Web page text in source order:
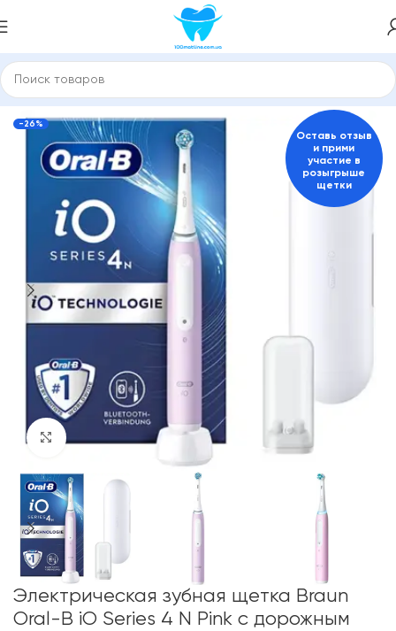
Главная Электрические зубные щетки Для взрослых
-26%
Click to enlarge
Оставь отзыв
и прими
участие в
розыгрыше
щетки
Электрическая зубная щетка Braun
Oral-B iO Series 4 N Pink с дорожным